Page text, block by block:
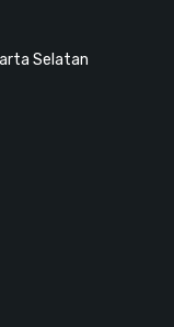
Selatan